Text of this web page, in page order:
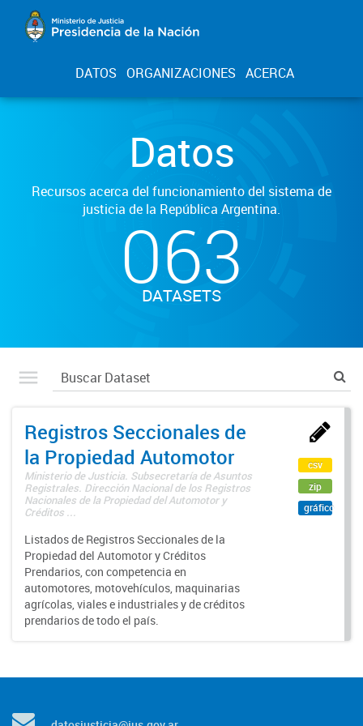
DATOS ORGANIZACIONES ACERCA
Datos
Recursos acerca del funcionamiento del sistema de
justicia de la República Argentina.
063
DATASETS
Registros Seccionales de
la Propiedad Automotor
Ministerio de Justicia. Subsecretaría de Asuntos
Registrales. Dirección Nacional de los Registros
Nacionales de la Propiedad del Automotor y
Créditos ...
Listados de Registros Seccionales de la
Propiedad del Automotor y Créditos
Prendarios, con competencia en
automotores, motovehículos, maquinarias
agrícolas, viales e industriales y de créditos
prendarios de todo el país.
csv
zip
gráfico